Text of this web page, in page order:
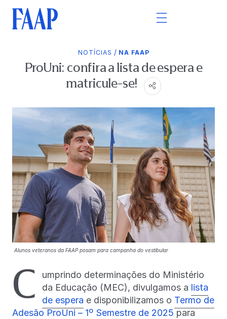
NOTÍCIAS / NA FAAP
ProUni: confira a lista de espera e
matricule-se!
Alunos veteranos da FAAP posam para campanha do vestibular
C
umprindo determinações do Ministério
da Educação (MEC), divulgamos a lista
de espera e disponibilizamos o Termo de
Adesão ProUni – 1º Semestre de 2025 para